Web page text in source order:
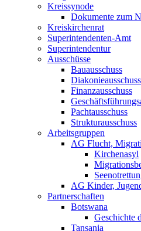
Kreissynode
Dokumente zum
Kreiskirchenrat
Superintendenten-Amt
Superintendentur
Ausschüsse
Bauausschuss
Diakonieausschuss
Finanzausschuss
Pachtausschuss
Strukturausschuss
Arbeitsgruppen
AG Flucht,
Kirchenasyl
AG Kinder,
Partnerschaften
Botswana
Geschichte
Tansania